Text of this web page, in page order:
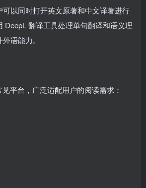
以同时打开英文原著和中文译著进行
DeepL 翻译工具处理单句翻译和语义理
语能力。
平台，广泛适配用户的阅读需求：